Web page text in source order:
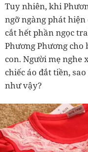
Tuy nhiên, khi
ngỡ ngàng phát hiện
cắt hết phần ngọc
Phương Phương cho
con. Người mẹ nghe
chiếc áo đắt tiền,
như vậy?